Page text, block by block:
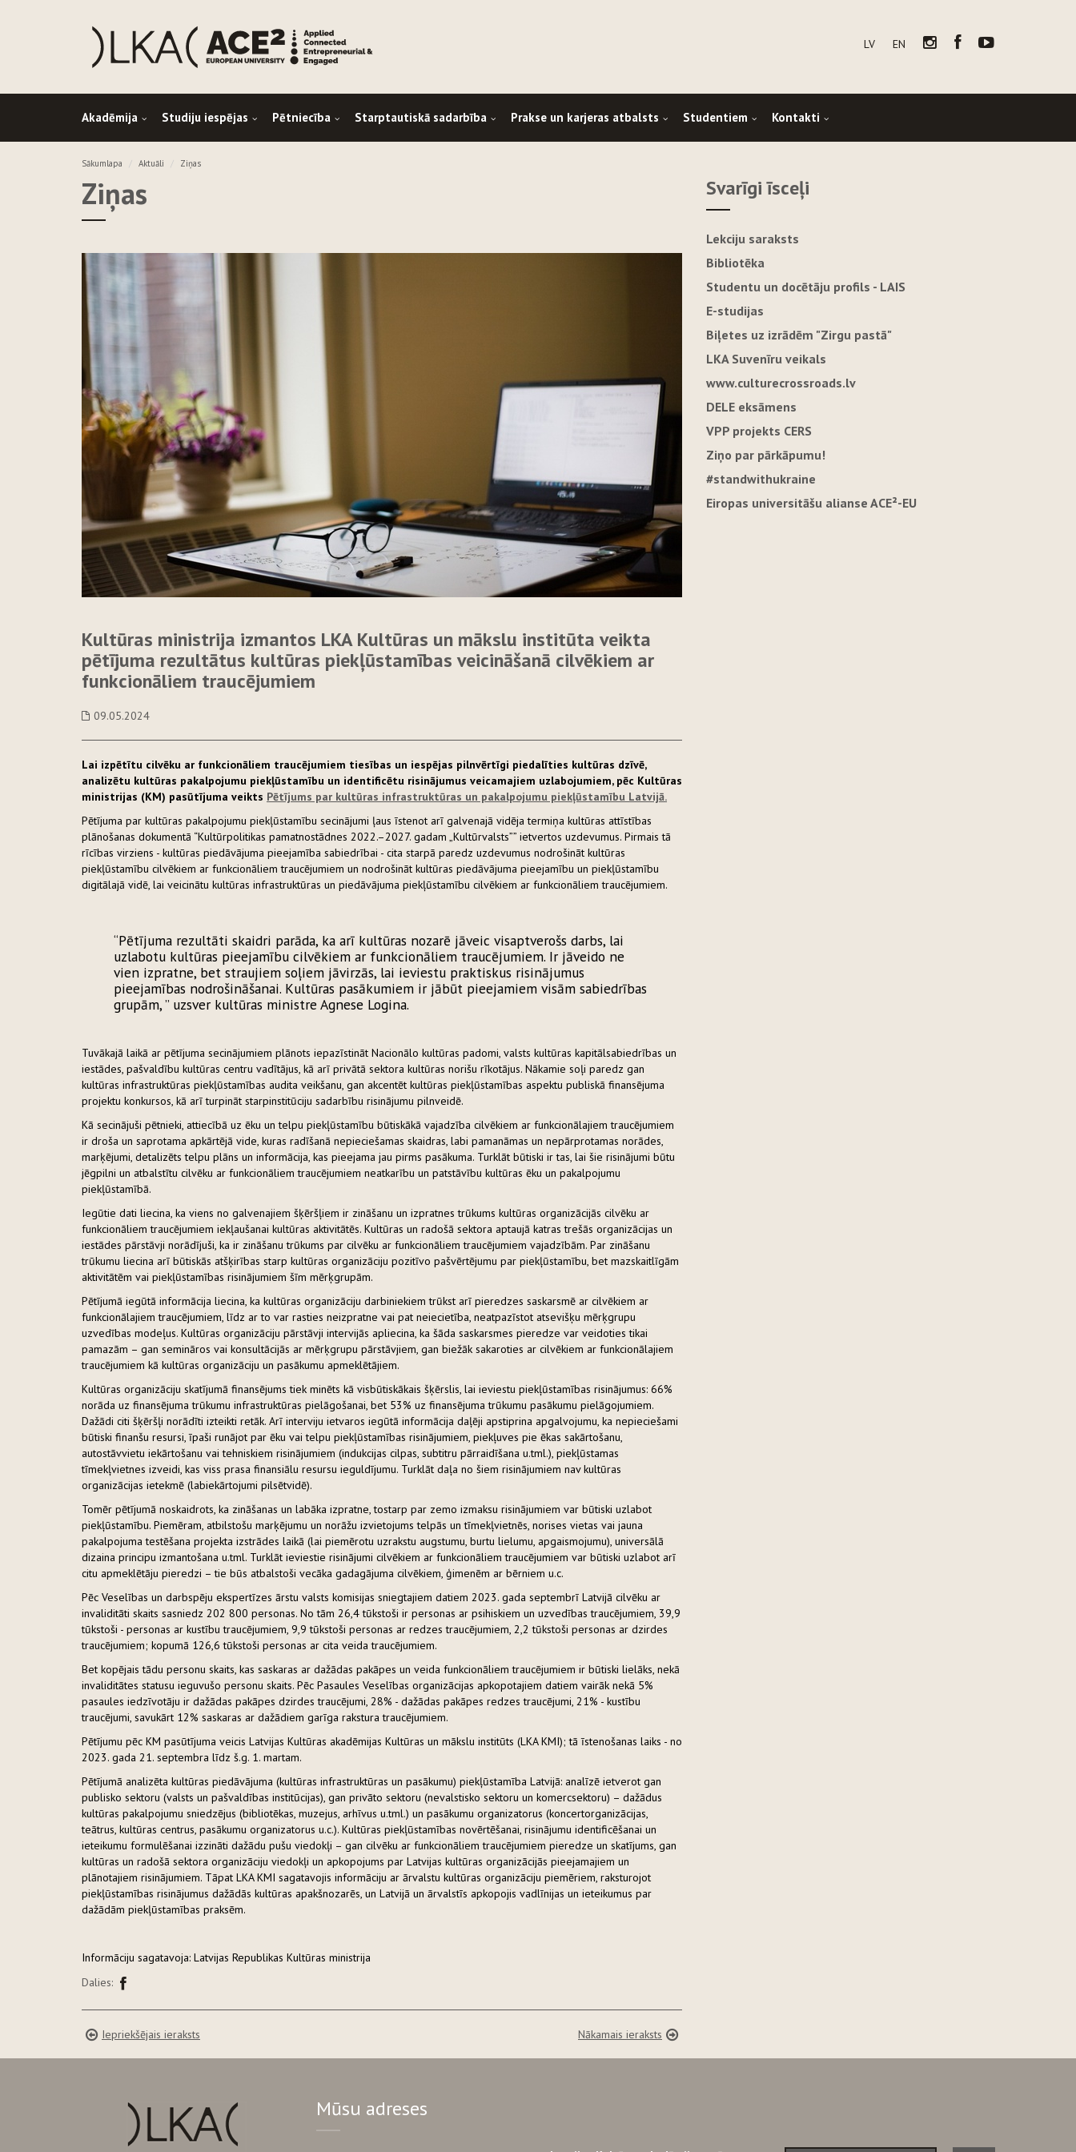
LV EN
Akadēmija Studiju iespējas Pētniecība Starptautiskā sadarbība Prakse un karjeras atbalsts Studentiem Kontakti
Sākumlapa Aktuāli Ziņas
Ziņas
Kultūras ministrija izmantos LKA Kultūras un mākslu institūta veikta
pētījuma rezultātus kultūras piekļūstamības veicināšanā cilvēkiem ar
funkcionāliem traucējumiem
09.05.2024
Lai izpētītu cilvēku ar funkcionāliem traucējumiem tiesības un iespējas pilnvērtīgi piedalīties kultūras dzīvē,
analizētu kultūras pakalpojumu piekļūstamību un identificētu risinājumus veicamajiem uzlabojumiem, pēc Kultūras
ministrijas (KM) pasūtījuma veikts Pētījums par kultūras infrastruktūras un pakalpojumu piekļūstamību Latvijā.
Pētījuma par kultūras pakalpojumu piekļūstamību secinājumi ļaus īstenot arī galvenajā vidēja termiņa kultūras attīstības
plānošanas dokumentā “Kultūrpolitikas pamatnostādnes 2022.–2027. gadam „Kultūrvalsts”” ietvertos uzdevumus. Pirmais tā
rīcības virziens - kultūras piedāvājuma pieejamība sabiedrībai - cita starpā paredz uzdevumus nodrošināt kultūras
piekļūstamību cilvēkiem ar funkcionāliem traucējumiem un nodrošināt kultūras piedāvājuma pieejamību un piekļūstamību
digitālajā vidē, lai veicinātu kultūras infrastruktūras un piedāvājuma piekļūstamību cilvēkiem ar funkcionāliem traucējumiem.
“Pētījuma rezultāti skaidri parāda, ka arī kultūras nozarē jāveic visaptverošs darbs, lai
uzlabotu kultūras pieejamību cilvēkiem ar funkcionāliem traucējumiem. Ir jāveido ne
vien izpratne, bet straujiem soļiem jāvirzās, lai ieviestu praktiskus risinājumus
pieejamības nodrošināšanai. Kultūras pasākumiem ir jābūt pieejamiem visām sabiedrības
grupām, ” uzsver kultūras ministre Agnese Logina.
Tuvākajā laikā ar pētījuma secinājumiem plānots iepazīstināt Nacionālo kultūras padomi, valsts kultūras kapitālsabiedrības un
iestādes, pašvaldību kultūras centru vadītājus, kā arī privātā sektora kultūras norišu rīkotājus. Nākamie soļi paredz gan
kultūras infrastruktūras piekļūstamības audita veikšanu, gan akcentēt kultūras piekļūstamības aspektu publiskā finansējuma
projektu konkursos, kā arī turpināt starpinstitūciju sadarbību risinājumu pilnveidē.
Kā secinājuši pētnieki, attiecībā uz ēku un telpu piekļūstamību būtiskākā vajadzība cilvēkiem ar funkcionālajiem traucējumiem
ir droša un saprotama apkārtējā vide, kuras radīšanā nepieciešamas skaidras, labi pamanāmas un nepārprotamas norādes,
marķējumi, detalizēts telpu plāns un informācija, kas pieejama jau pirms pasākuma. Turklāt būtiski ir tas, lai šie risinājumi būtu
jēgpilni un atbalstītu cilvēku ar funkcionāliem traucējumiem neatkarību un patstāvību kultūras ēku un pakalpojumu
piekļūstamībā.
Iegūtie dati liecina, ka viens no galvenajiem šķēršļiem ir zināšanu un izpratnes trūkums kultūras organizācijās cilvēku ar
funkcionāliem traucējumiem iekļaušanai kultūras aktivitātēs. Kultūras un radošā sektora aptaujā katras trešās organizācijas un
iestādes pārstāvji norādījuši, ka ir zināšanu trūkums par cilvēku ar funkcionāliem traucējumiem vajadzībām. Par zināšanu
trūkumu liecina arī būtiskās atšķirības starp kultūras organizāciju pozitīvo pašvērtējumu par piekļūstamību, bet mazskaitlīgām
aktivitātēm vai piekļūstamības risinājumiem šīm mērķgrupām.
Pētījumā iegūtā informācija liecina, ka kultūras organizāciju darbiniekiem trūkst arī pieredzes saskarsmē ar cilvēkiem ar
funkcionālajiem traucējumiem, līdz ar to var rasties neizpratne vai pat neiecietība, neatpazīstot atsevišķu mērķgrupu
uzvedības modeļus. Kultūras organizāciju pārstāvji intervijās apliecina, ka šāda saskarsmes pieredze var veidoties tikai
pamazām – gan semināros vai konsultācijās ar mērķgrupu pārstāvjiem, gan biežāk sakaroties ar cilvēkiem ar funkcionālajiem
traucējumiem kā kultūras organizāciju un pasākumu apmeklētājiem.
Kultūras organizāciju skatījumā finansējums tiek minēts kā visbūtiskākais šķērslis, lai ieviestu piekļūstamības risinājumus: 66%
norāda uz finansējuma trūkumu infrastruktūras pielāgošanai, bet 53% uz finansējuma trūkumu pasākumu pielāgojumiem.
Dažādi citi šķēršļi norādīti izteikti retāk. Arī interviju ietvaros iegūtā informācija daļēji apstiprina apgalvojumu, ka nepieciešami
būtiski finanšu resursi, īpaši runājot par ēku vai telpu piekļūstamības risinājumiem, piekļuves pie ēkas sakārtošanu,
autostāvvietu iekārtošanu vai tehniskiem risinājumiem (indukcijas cilpas, subtitru pārraidīšana u.tml.), piekļūstamas
tīmekļvietnes izveidi, kas viss prasa finansiālu resursu ieguldījumu. Turklāt daļa no šiem risinājumiem nav kultūras
organizācijas ietekmē (labiekārtojumi pilsētvidē).
Tomēr pētījumā noskaidrots, ka zināšanas un labāka izpratne, tostarp par zemo izmaksu risinājumiem var būtiski uzlabot
piekļūstamību. Piemēram, atbilstošu marķējumu un norāžu izvietojums telpās un tīmekļvietnēs, norises vietas vai jauna
pakalpojuma testēšana projekta izstrādes laikā (lai piemērotu uzrakstu augstumu, burtu lielumu, apgaismojumu), universālā
dizaina principu izmantošana u.tml. Turklāt ieviestie risinājumi cilvēkiem ar funkcionāliem traucējumiem var būtiski uzlabot arī
citu apmeklētāju pieredzi – tie būs atbalstoši vecāka gadagājuma cilvēkiem, ģimenēm ar bērniem u.c.
Pēc Veselības un darbspēju ekspertīzes ārstu valsts komisijas sniegtajiem datiem 2023. gada septembrī Latvijā cilvēku ar
invaliditāti skaits sasniedz 202 800 personas. No tām 26,4 tūkstoši ir personas ar psihiskiem un uzvedības traucējumiem, 39,9
tūkstoši - personas ar kustību traucējumiem, 9,9 tūkstoši personas ar redzes traucējumiem, 2,2 tūkstoši personas ar dzirdes
traucējumiem; kopumā 126,6 tūkstoši personas ar cita veida traucējumiem.
Bet kopējais tādu personu skaits, kas saskaras ar dažādas pakāpes un veida funkcionāliem traucējumiem ir būtiski lielāks, nekā
invaliditātes statusu ieguvušo personu skaits. Pēc Pasaules Veselības organizācijas apkopotajiem datiem vairāk nekā 5%
pasaules iedzīvotāju ir dažādas pakāpes dzirdes traucējumi, 28% - dažādas pakāpes redzes traucējumi, 21% - kustību
traucējumi, savukārt 12% saskaras ar dažādiem garīga rakstura traucējumiem.
Pētījumu pēc KM pasūtījuma veicis Latvijas Kultūras akadēmijas Kultūras un mākslu institūts (LKA KMI); tā īstenošanas laiks - no
2023. gada 21. septembra līdz š.g. 1. martam.
Pētījumā analizēta kultūras piedāvājuma (kultūras infrastruktūras un pasākumu) piekļūstamība Latvijā: analīzē ietverot gan
publisko sektoru (valsts un pašvaldības institūcijas), gan privāto sektoru (nevalstisko sektoru un komercsektoru) – dažādus
kultūras pakalpojumu sniedzējus (bibliotēkas, muzejus, arhīvus u.tml.) un pasākumu organizatorus (koncertorganizācijas,
teātrus, kultūras centrus, pasākumu organizatorus u.c.). Kultūras piekļūstamības novērtēšanai, risinājumu identificēšanai un
ieteikumu formulēšanai izzināti dažādu pušu viedokļi – gan cilvēku ar funkcionāliem traucējumiem pieredze un skatījums, gan
kultūras un radošā sektora organizāciju viedokļi un apkopojums par Latvijas kultūras organizācijās pieejamajiem un
plānotajiem risinājumiem. Tāpat LKA KMI sagatavojis informāciju ar ārvalstu kultūras organizāciju piemēriem, raksturojot
piekļūstamības risinājumus dažādās kultūras apakšnozarēs, un Latvijā un ārvalstīs apkopojis vadlīnijas un ieteikumus par
dažādām piekļūstamības praksēm.
Informāciju sagatavoja: Latvijas Republikas Kultūras ministrija
Dalies:
Iepriekšējais ieraksts Nākamais ieraksts
Svarīgi īsceļi
Lekciju saraksts
Bibliotēka
Studentu un docētāju profils - LAIS
E-studijas
Biļetes uz izrādēm "Zirgu pastā"
LKA Suvenīru veikals
www.culturecrossroads.lv
DELE eksāmens
VPP projekts CERS
Ziņo par pārkāpumu!
#standwithukraine
Eiropas universitāšu alianse ACE²-EU
Mūsu adreses